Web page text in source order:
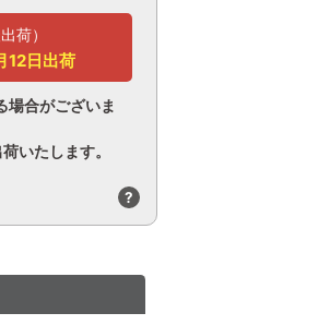
荷）
12日出荷
場合がございま
いたします。
?